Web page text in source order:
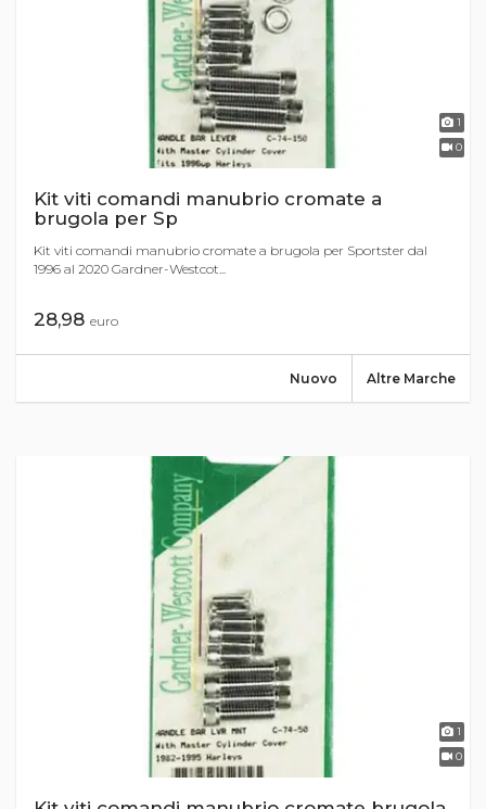
1
0
Kit viti comandi manubrio cromate a
brugola per Sp
Kit viti comandi manubrio cromate a brugola per Sportster dal
1996 al 2020 Gardner-Westcot...
28,98 euro
Altre Marche
Nuovo
1
0